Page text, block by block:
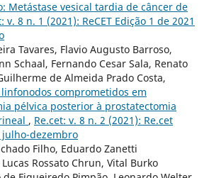
Metástase vesical tardia de câncer de
v. 8 n. 1 (2021): ReCET Edição 1 de 2021
Tavares, Flavio Augusto Barroso,
Schaal, Fernando Cesar Sala, Renato
de Almeida Prado Costa,
comprometidos em
pélvica posterior à prostatectomia
, Re.cet: v. 8 n. 2 (2021): Re.cet
julho-dezembro
Filho, Eduardo Zanetti
Rossato Chrun, Vital Burko